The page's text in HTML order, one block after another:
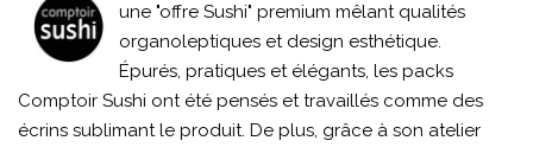
une "offre Sushi" premium mêlant qualités
organoleptiques et design esthétique.
Épurés, pratiques et élégants, les packs
Comptoir Sushi ont été pensés et travaillés comme des
écrins sublimant le produit. De plus, grâce à son atelier